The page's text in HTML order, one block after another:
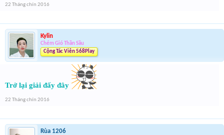
22 Tháng chín 2016
Kylin
Chém Gió Thần Sầu
Cộng Tác Viên 568Play
Trở lại giải đấy đây
22 Tháng chín 2016
Rùa 1206